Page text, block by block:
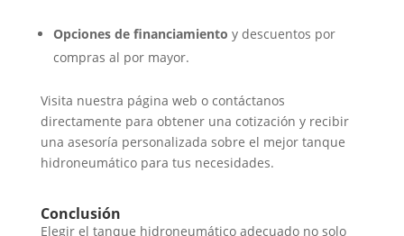
Opciones de financiamiento y descuentos por
compras al por mayor.
Visita nuestra página web o contáctanos
directamente para obtener una cotización y recibir
una asesoría personalizada sobre el mejor tanque
hidroneumático para tus necesidades.
Conclusión
Elegir el tanque hidroneumático adecuado no solo